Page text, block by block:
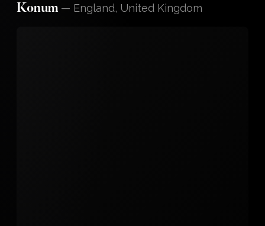
Konum — England, United Kingdom